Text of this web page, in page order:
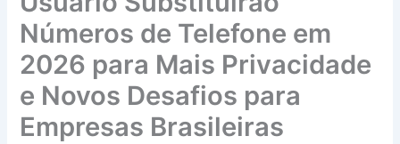
Números de Telefone em
2026 para Mais Privacidade
e Novos Desafios para
Empresas Brasileiras